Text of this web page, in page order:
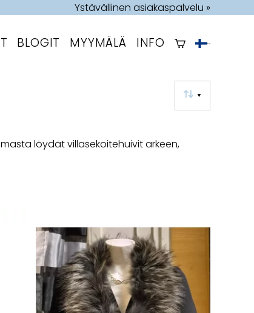
Ystävällinen asiakaspalvelu »
BLOGIT MYYMÄLÄ INFO
▼
löydät villasekoitehuivit arkeen,